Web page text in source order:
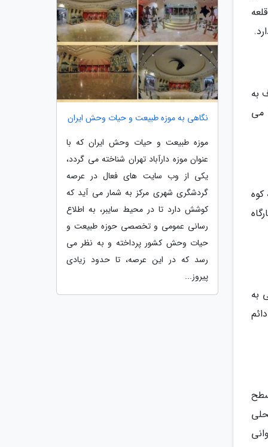
به
می
به
2040 متر بالاتر از سطح
نگاهی به موزه طبیعت و حیات وحش ایران
موزه طبیعت و حیات وحش ایران که با
عنوان موزه دارآباد تهران شناخته می گردد،
یکی از وب سایت های فعال در عرصه
گردشگری شهری مرکز به شمار می آید که
کوشش دارد تا در محیط سایبر، به اطلاع
رسانی عمومی و تخصصی حوزه طبیعت و
حیات وحش کشور پرداخته و به نظر می
رسد که در این عرصه، تا حدود زیادی
پیروز...